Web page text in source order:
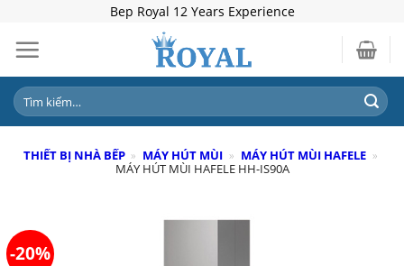
content
Bep Royal 12 Years Experience
Tìm
kiếm:
THIẾT BỊ NHÀ BẾP » MÁY HÚT MÙI » MÁY HÚT MÙI HAFELE »
MÁY HÚT MÙI HAFELE HH-IS90A
-20%